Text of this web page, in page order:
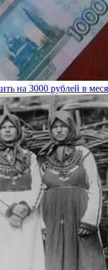
на 3000 рублей в